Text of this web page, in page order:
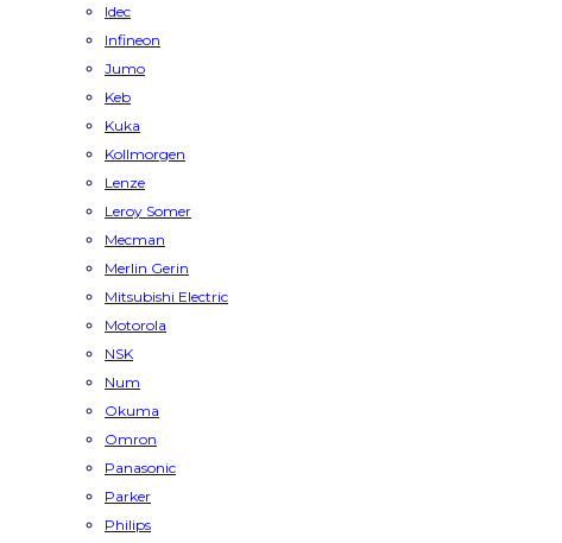
Idec
Infineon
Jumo
Keb
Kuka
Kollmorgen
Lenze
Leroy Somer
Mecman
Merlin Gerin
Mitsubishi Electric
Motorola
NSK
Num
Okuma
Omron
Panasonic
Parker
Philips